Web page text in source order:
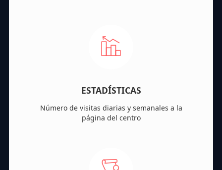
ESTADÍSTICAS
Número de visitas diarias y semanales a la
página del centro